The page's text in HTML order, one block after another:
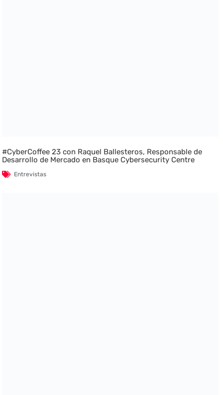
#CyberCoffee 23 con Raquel Ballesteros, Responsable de
Desarrollo de Mercado en Basque Cybersecurity Centre
Entrevistas